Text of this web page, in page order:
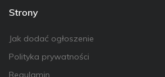
Strony
Jak dodać ogłoszenie
Polityka prywatności
Regulamin